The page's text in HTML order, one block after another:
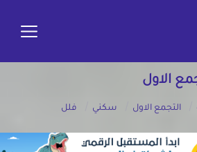
الاول
التجمع الاول سكني فلل